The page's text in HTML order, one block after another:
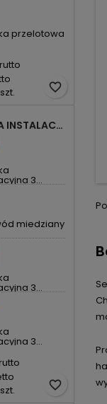
przelotowa
favorite_border
ZŁĄCZKA INSTALACYJNA 3X UNIWERSALNA COMPACT 221-413 WAGO
3...
miedziany
3...
3...
favorite_border